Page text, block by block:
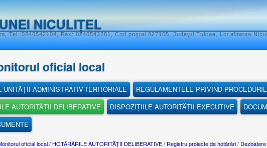
NICULIȚEL
Tel: 0240542104, Fax: 0240542281, Cod poştal 827165, Judeţul Tulcea, Localitatea
oficial local
UNITĂȚII ADMINISTRATIV-TERITORIALE
REGULAMENTELE PRIVIND
AUTORITĂȚII DELIBERATIVE
DISPOZIȚIILE AUTORITĂȚII EXECUTIVE
oficial local/ HOTĂRÂRILE AUTORITĂȚII DELIBERATIVE/ Registru proiecte de hotărâri/